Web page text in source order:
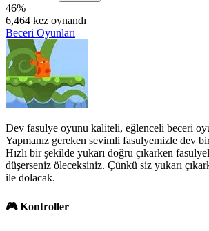
46%
6,464 kez oynandı
Beceri Oyunları
Dev fasulye oyunu kaliteli, eğlenceli beceri
Yapmanız gereken sevimli fasulyemizle dev bir
Hızlı bir şekilde yukarı doğru çıkarken
düşerseniz öleceksiniz. Çünkü siz yukarı
ile dolacak.
🎮 Kontroller